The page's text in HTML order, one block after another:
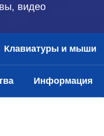
видео
Клавиатуры и мыши
Информация